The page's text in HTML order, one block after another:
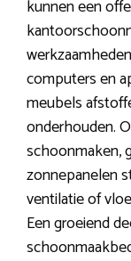
kunnen een
computers en
meubels
onderhouden.
schoonmaken,
zonnepanelen
ventilatie of
Een groeiend